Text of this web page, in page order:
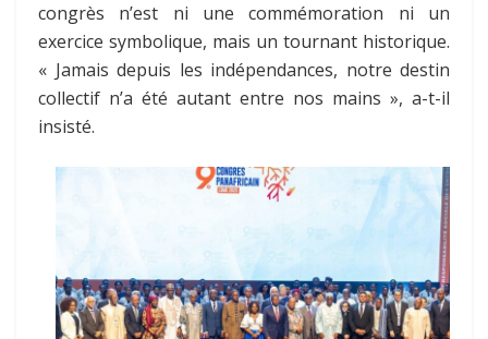
congrès n’est ni une commémoration ni un
exercice symbolique, mais un tournant historique.
« Jamais depuis les indépendances, notre destin
collectif n’a été autant entre nos mains », a-t-il
insisté.